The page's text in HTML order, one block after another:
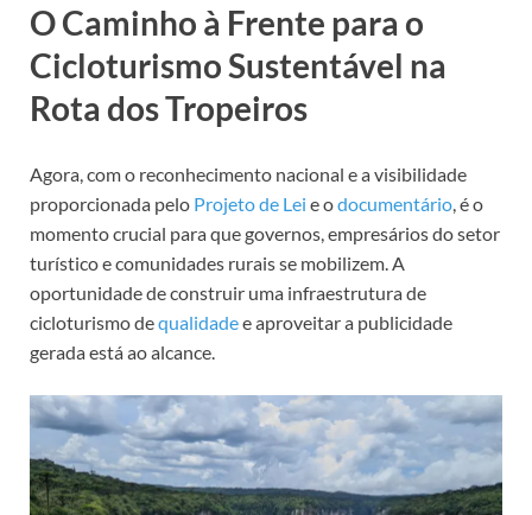
O Caminho à Frente para o
Cicloturismo Sustentável na
Rota dos Tropeiros
Agora, com o reconhecimento nacional e a visibilidade
proporcionada pelo Projeto de Lei e odocumentário , é o
momento crucial para que governos, empresários do setor
turístico e comunidades rurais se mobilizem. A
oportunidade de construir uma infraestrutura de
cicloturismo dequalidadee aproveitar a publicidade
gerada está ao alcance.